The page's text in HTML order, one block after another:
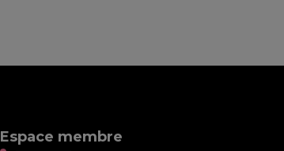
Espace membre